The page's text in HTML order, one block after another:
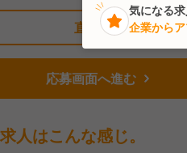
直近1人がこの求
応募画面へ進む
人はこんな感じ。
気になる求
企業から